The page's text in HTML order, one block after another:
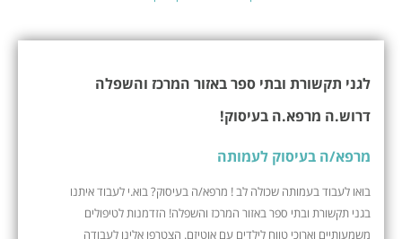
לגני תקשורת ובתי ספר באזור המרכז והשפלה
דרוש.ה מרפא.ה בעיסוק!
מרפא/ה בעיסוק לעמותה
בואו לעבוד בעמותה שכולה לב ! מרפא/ה בעיסוק? בוא.י לעבוד איתנו
בגני תקשורת ובתי ספר באזור המרכז והשפלה! הזדמנות לטיפולים
משמעותיים וארוכי טווח לילדים עם אוטיזם. הצטרפו אלינו לעבודה